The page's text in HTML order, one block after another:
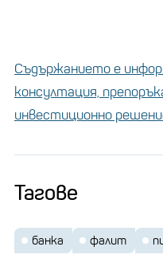
Съдържанието е
консултация,
инвестиционно
Тагове
банка фалит